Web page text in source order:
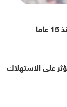
على الاستهلاك